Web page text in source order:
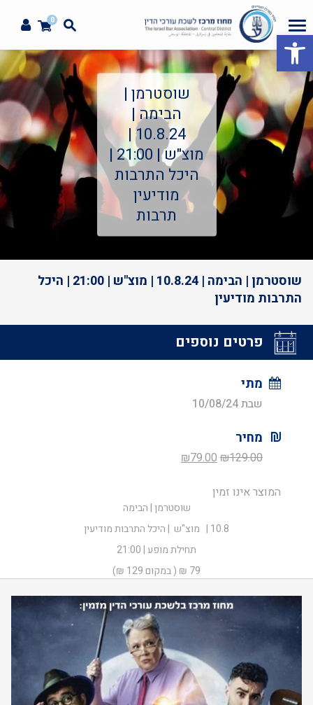
פתח סרגל נגישות
0
שוסטרמן |
הבימה |
10.8.24 |
מוצ"ש | 21:00 |
היכל התרבות
מודיעין
תרבות
שוסטרמן | הבימה | 10.8.24 | מוצ"ש | 21:00 | היכל
התרבות מודיעין
פרטים נוספים
מתי
שבת 10/08/24
מחיר
₪129.00
המחיר
היה:
₪129.00.
₪79.00
₪79.00.
המוצר אינו זמין
שוסטרמן | הבימה
10.8 | מוצ"ש | היכל התרבות מודיעין
תחילת מופע | 21:00
79 ₪ ( במקום 129 ₪)